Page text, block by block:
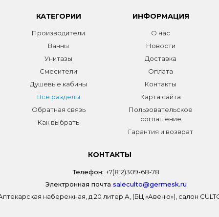
КАТЕГОРИИ
Производители
Ванны
Унитазы
Смесители
Душевые кабины
Все разделы
Обратная связь
Как выбрать
ИНФОРМАЦИЯ
О нас
Новости
Доставка
Оплата
Контакты
Карта сайта
Пользовательское
соглашение
Гарантия и возврат
КОНТАКТЫ
Телефон: +7(812)309-68-78
Электронная почта saleculto@germesk.ru
набережная, д.20 литер А, (БЦ «Авеню»), салон